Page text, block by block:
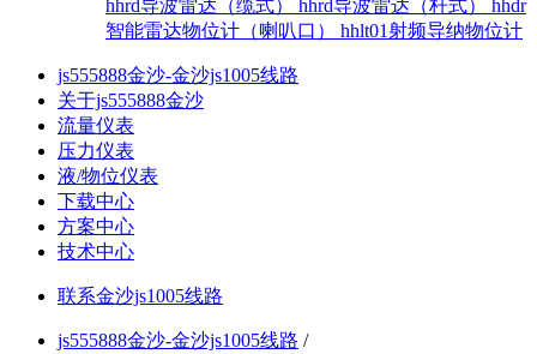
hhrd导波雷达（缆式） hhrd导波雷达（杆式） hhdr
智能雷达物位计（喇叭口） hhlt01射频导纳物位计
js555888金沙-金沙js1005线路
关于js555888金沙
流量仪表
压力仪表
液/物位仪表
下载中心
方案中心
技术中心
联系金沙js1005线路
js555888金沙-金沙js1005线路 /